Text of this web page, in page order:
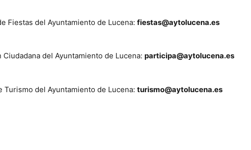
Fiestas del Ayuntamiento de Lucena:fiestas@aytolucena.es
Ciudadana del Ayuntamiento de Lucena:participa@aytolucena.es
Turismo del Ayuntamiento de Lucena:turismo@aytolucena.es